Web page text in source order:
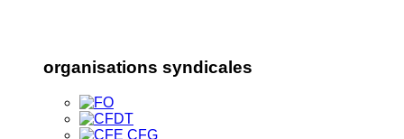
organisations syndicales